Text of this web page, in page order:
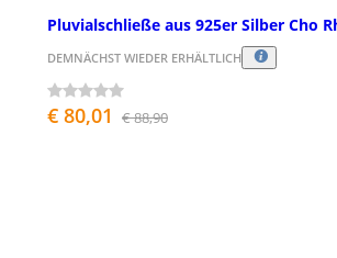
Pluvialschließe aus 925er Silber Cho
DEMNÄCHST WIEDER ERHÄLTLICH
€ 80,01 € 88,90